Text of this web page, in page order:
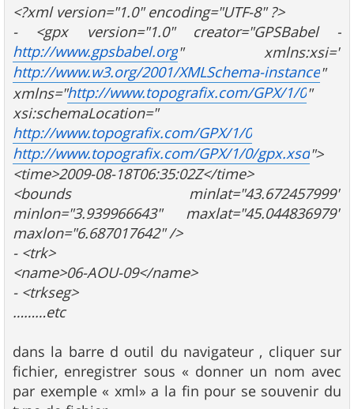
<?xml version="1.0" encoding="UTF-8" ?>
- <gpx version="1.0" creator="GPSBabel -
http://www.gpsbabel.org" xmlns:xsi="
http://www.w3.org/2001/XMLSchema-instance"
xmlns="http://www.topografix.com/GPX/1/0"
xsi:schemaLocation="
http://www.topografix.com/GPX/1/0
http://www.topografix.com/GPX/1/0/gpx.xsd">
<time>2009-08-18T06:35:02Z</time>
<bounds minlat="43.672457999"
minlon="3.939966643" maxlat="45.044836979"
maxlon="6.687017642" />
- <trk>
<name>06-AOU-09</name>
- <trkseg>
………etc
dans la barre d outil du navigateur , cliquer sur
fichier, enregistrer sous « donner un nom avec
par exemple « xml» a la fin pour se souvenir du